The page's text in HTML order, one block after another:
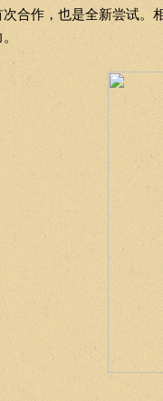
合作，也是全新尝试。